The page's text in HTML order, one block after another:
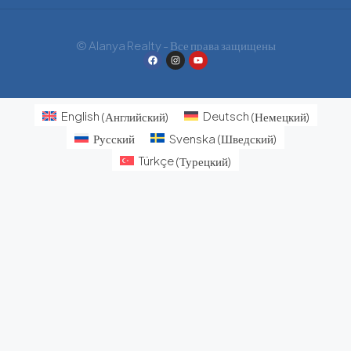
© Alanya Realty - Все права защищены
English (Английский) Deutsch (Немецкий)
Русский
Svenska (Шведский)
Türkçe(Турецкий)